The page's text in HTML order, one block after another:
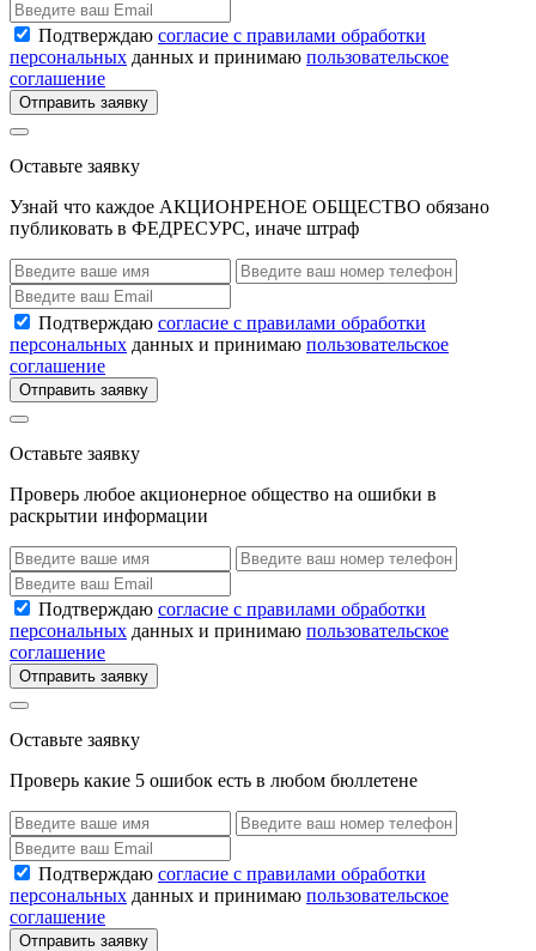
Подтверждаю согласие с правилами обработки
персональных данных и принимаю пользовательское
соглашение
Отправить заявку
Оставьте заявку
Узнай что каждое АКЦИОНРЕНОЕ ОБЩЕСТВО обязано
публиковать в ФЕДРЕСУРС, иначе штраф
Подтверждаю согласие с правилами обработки
персональных данных и принимаю пользовательское
соглашение
Отправить заявку
Оставьте заявку
Проверь любое акционерное общество на ошибки в
раскрытии информации
Подтверждаю согласие с правилами обработки
персональных данных и принимаю пользовательское
соглашение
Отправить заявку
Оставьте заявку
Проверь какие 5 ошибок есть в любом бюллетене
Подтверждаю согласие с правилами обработки
персональных данных и принимаю пользовательское
соглашение
Отправить заявку